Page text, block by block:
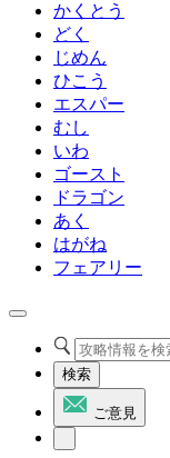
かくとう
どく
じめん
ひこう
エスパー
むし
いわ
ゴースト
ドラゴン
あく
はがね
フェアリー
検索
ご意見